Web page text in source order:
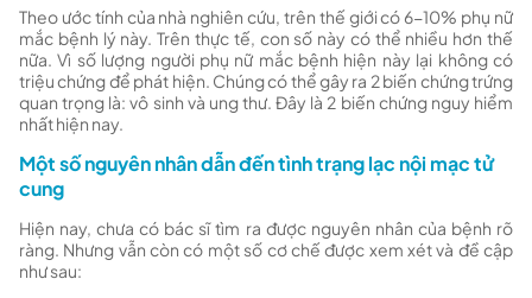
Theo ước tính của nhà nghiên cứu, trên thế giới có 6-10% phụ nữ
mắc bệnh lý này. Trên thực tế, con số này có thể nhiều hơn thế
nữa. Vì số lượng người phụ nữ mắc bệnh hiện này lại không có
triệu chứng để phát hiện. Chúng có thể gây ra 2 biến chứng trứng
quan trọng là: vô sinh và ung thư. Đây là 2 biến chứng nguy hiểm
nhất hiện nay.
Một số nguyên nhân dẫn đến tình trạng lạc nội mạc tử
cung
Hiện nay, chưa có bác sĩ tìm ra được nguyên nhân của bệnh rõ
ràng. Nhưng vẫn còn có một số cơ chế được xem xét và đề cập
như sau: